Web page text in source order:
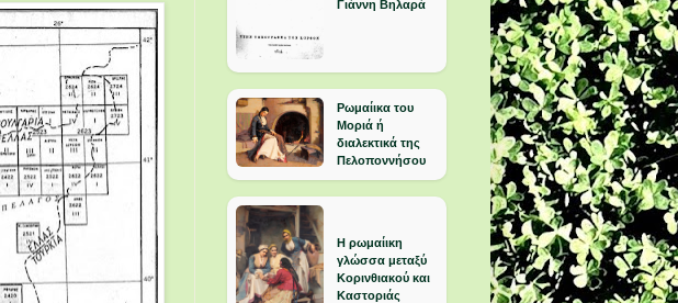
Γιάννη Βηλαρά
Ρωμαίικα του
Μοριά ή
διαλεκτικά της
Πελοποννήσου
Η ρωμαίικη
γλώσσα μεταξύ
Κορινθιακού και
Καστοριάς